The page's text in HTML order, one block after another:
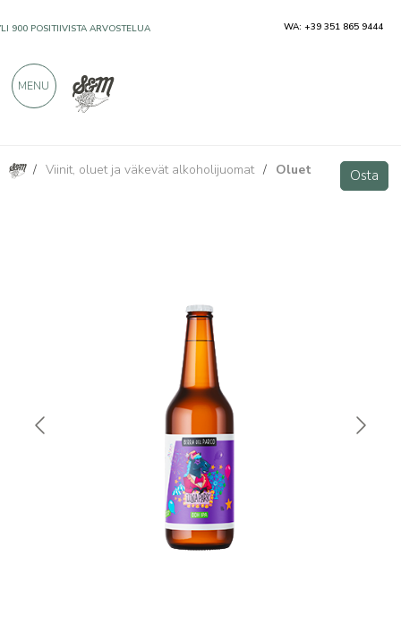
/ Viinit, oluet ja väkevät alkoholijuomat / Oluet Osta
Lunapark - Oluen DDH IPA 33cl Osta
900 POSITIIVISTA ARVOSTELUA WA: +39 351 865 9444
MENU